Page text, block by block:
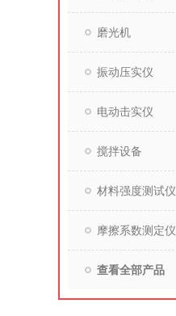
磨光机
振动压实仪
电动击实仪
搅拌设备
材料强度测试仪
摩擦系数测定仪
查看全部产品